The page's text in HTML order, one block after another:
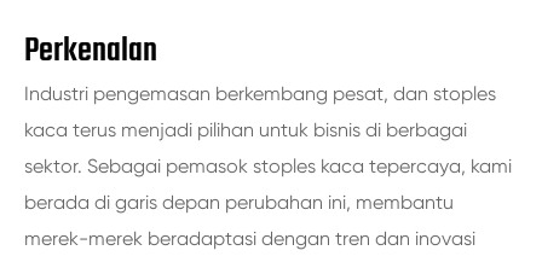
Perkenalan
Industri pengemasan berkembang pesat, dan stoples
kaca terus menjadi pilihan untuk bisnis di berbagai
sektor. Sebagai pemasok stoples kaca tepercaya, kami
berada di garis depan perubahan ini, membantu
merek-merek beradaptasi dengan tren dan inovasi